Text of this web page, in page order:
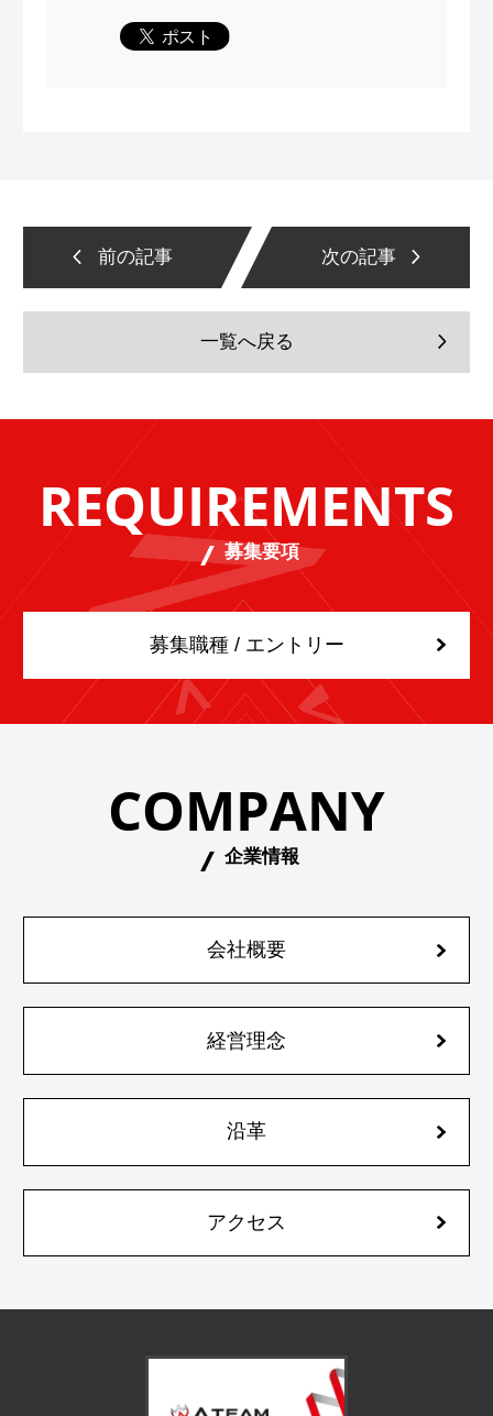
前の記事 次の記事
一覧へ戻る
REQUIREMENTS
募集要項
募集職種 / エントリー
COMPANY
企業情報
会社概要
経営理念
沿革
アクセス